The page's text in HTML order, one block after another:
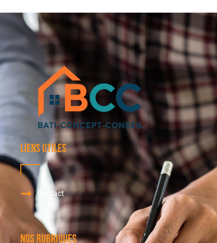
Liens utiles
Contact
Nos Rubriques